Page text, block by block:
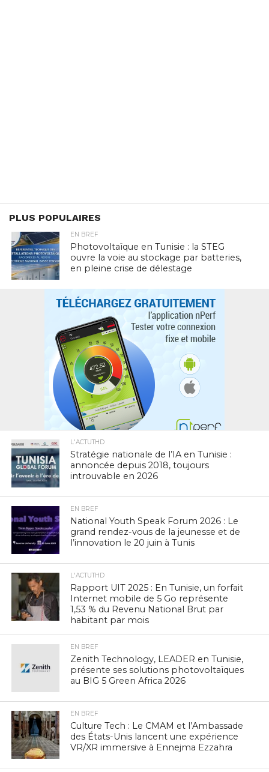
PLUS POPULAIRES
EN BREF
Photovoltaïque en Tunisie : la STEG
ouvre la voie au stockage par batteries,
en pleine crise de délestage
L'ACTUTHD
Stratégie nationale de l’IA en Tunisie :
annoncée depuis 2018, toujours
introuvable en 2026
EN BREF
National Youth Speak Forum 2026 : Le
grand rendez-vous de la jeunesse et de
l’innovation le 20 juin à Tunis
L'ACTUTHD
Rapport UIT 2025 : En Tunisie, un forfait
Internet mobile de 5 Go représente
1,53 % du Revenu National Brut par
habitant par mois
EN BREF
Zenith Technology, LEADER en Tunisie,
présente ses solutions photovoltaïques
au BIG 5 Green Africa 2026
EN BREF
Culture Tech : Le CMAM et l’Ambassade
des États-Unis lancent une expérience
VR/XR immersive à Ennejma Ezzahra